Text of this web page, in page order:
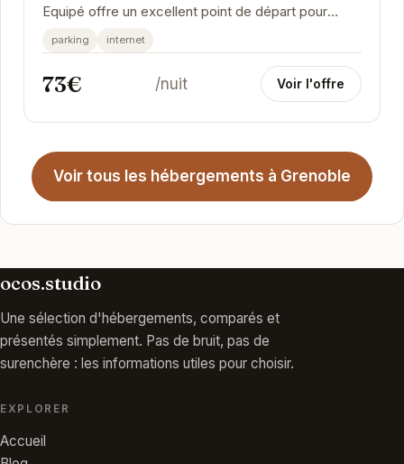
Equipé offre un excellent point de départ pour
explorer Grenoble. Son emplacement stratégique
permet...
parking internet
73€ /nuit Voir l'offre
Voir tous les hébergements à Grenoble
ocos.studio
Une sélection d'hébergements, comparés et
présentés simplement. Pas de bruit, pas de
surenchère : les informations utiles pour choisir.
EXPLORER
Accueil